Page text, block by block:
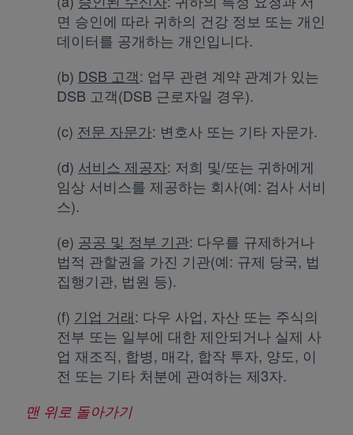
면 승인에 따라 귀하의 건강 정보 또는 개인
데이터를 공개하는 개인입니다.
(b) DSB 고객: 업무 관련 계약 관계가 있는
DSB 고객(DSB 근로자일 경우).
(c) 전문 자문가: 변호사 또는 기타 자문가.
(d) 서비스 제공자: 저희 및/또는 귀하에게
임상 서비스를 제공하는 회사(예: 검사 서비
스).
(e) 공공 및 정부 기관: 다우를 규제하거나
법적 관할권을 가진 기관(예: 규제 당국, 법
집행기관, 법원 등).
(f) 기업 거래: 다우 사업, 자산 또는 주식의
전부 또는 일부에 대한 제안되거나 실제 사
업 재조직, 합병, 매각, 합작 투자, 양도, 이
전 또는 기타 처분에 관여하는 제3자.
맨 위로 돌아가기